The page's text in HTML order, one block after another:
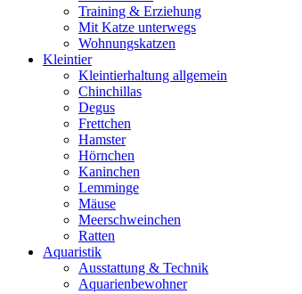
Training & Erziehung
Mit Katze unterwegs
Wohnungskatzen
Kleintier
Kleintierhaltung allgemein
Chinchillas
Degus
Frettchen
Hamster
Hörnchen
Kaninchen
Lemminge
Mäuse
Meerschweinchen
Ratten
Aquaristik
Ausstattung & Technik
Aquarienbewohner